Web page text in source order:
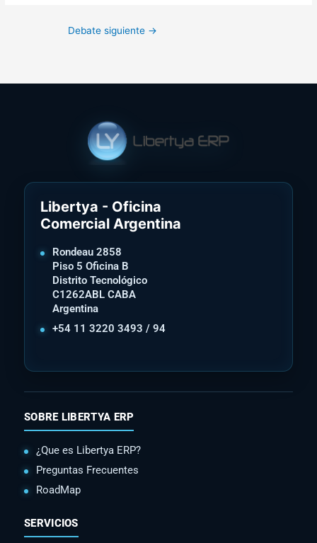
Debate siguiente →
Libertya - Oficina
Comercial Argentina
Rondeau 2858
Piso 5 Oficina B
Distrito Tecnológico
C1262ABL CABA
Argentina
+54 11 3220 3493 / 94
SOBRE LIBERTYA ERP
¿Que es Libertya ERP?
Preguntas Frecuentes
RoadMap
SERVICIOS